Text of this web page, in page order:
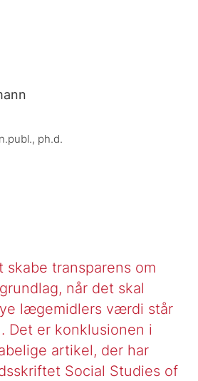
ph.d.
skabe transparens om
når det skal
lægemidlers værdi står
Det er konklusionen i
artikel, der har
Social Studies of